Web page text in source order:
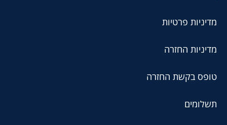
מדיניות פרטיות
מדיניות החזרה
טופס בקשת החזרה
תשלומים